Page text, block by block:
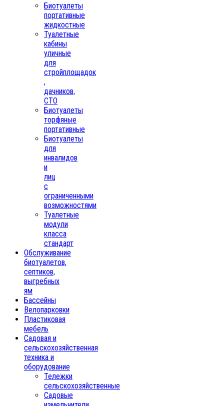
Биотуалеты
портативные
жидкостные
Туалетные
кабины
уличные
для
стройплощадок
,
дачников,
СТО
Биотуалеты
торфяные
портативные
Биотуалеты
для
инвалидов
и
лиц
с
ограниченными
возможностями
Туалетные
модули
класса
стандарт
Обслуживание
биотуалетов,
септиков,
выгребных
ям
Бассейны
Велопарковки
Пластиковая
мебель
Садовая и
сельскохозяйственная
техника и
оборудование
Тележки
сельскохозяйственные
Садовые